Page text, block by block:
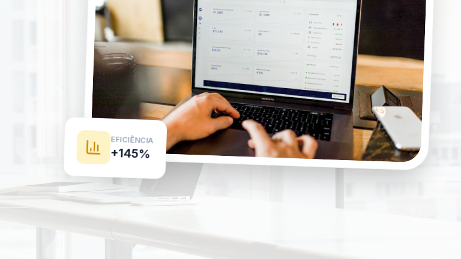
EFICIÊNCIA
+145%